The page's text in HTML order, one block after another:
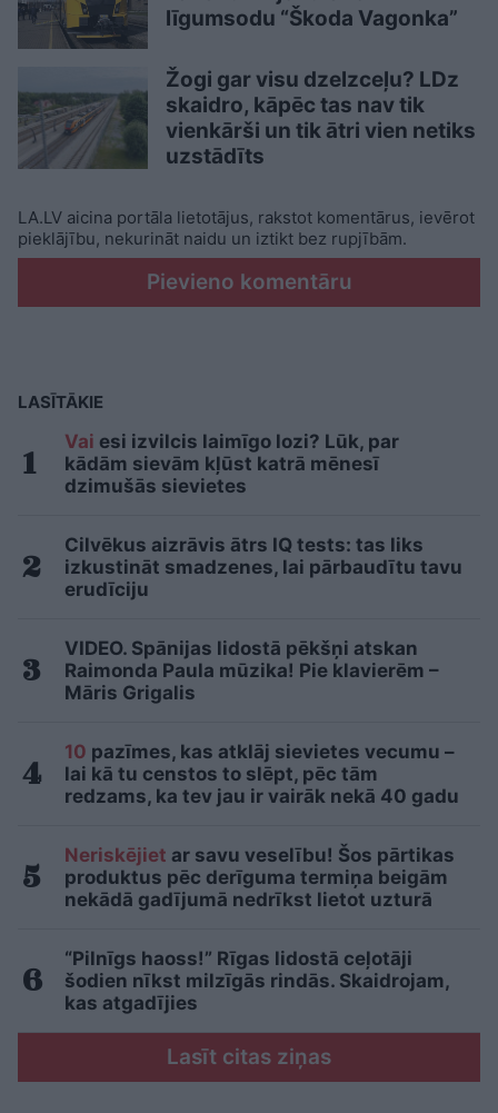
līgumsodu “Škoda Vagonka”
Žogi gar visu dzelzceļu? LDz
skaidro, kāpēc tas nav tik
vienkārši un tik ātri vien netiks
uzstādīts
LA.LV aicina portāla lietotājus, rakstot komentārus, ievērot
pieklājību, nekurināt naidu un iztikt bez rupjībām.
Pievieno komentāru
LASĪTĀKIE
Vai esi izvilcis laimīgo lozi? Lūk, par
kādām sievām kļūst katrā mēnesī
dzimušās sievietes
Cilvēkus aizrāvis ātrs IQ tests: tas liks
izkustināt smadzenes, lai pārbaudītu tavu
erudīciju
VIDEO. Spānijas lidostā pēkšņi atskan
Raimonda Paula mūzika! Pie klavierēm –
Māris Grigalis
10 pazīmes, kas atklāj sievietes vecumu –
lai kā tu censtos to slēpt, pēc tām
redzams, ka tev jau ir vairāk nekā 40 gadu
Neriskējiet ar savu veselību! Šos pārtikas
produktus pēc derīguma termiņa beigām
nekādā gadījumā nedrīkst lietot uzturā
“Pilnīgs haoss!” Rīgas lidostā ceļotāji
šodien nīkst milzīgās rindās. Skaidrojam,
kas atgadījies
Lasīt citas ziņas